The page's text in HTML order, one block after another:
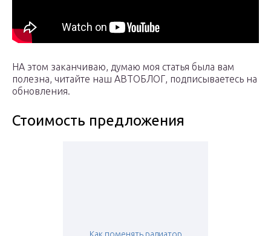
НА этом заканчиваю, думаю моя статья была вам
полезна, читайте наш АВТОБЛОГ, подписываетесь на
обновления.
Стоимость предложения